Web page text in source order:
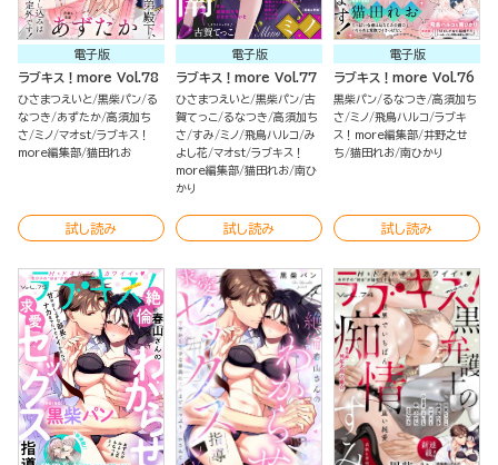
電子版
ラブキス！more Vol.78
ひさまつえいと 黒柴パン る
なつき
あずたか 高須加ち
さ ミノ マオst ラブキス！
more編集部 猫田れお
試し読み
電子版
ラブキス！more Vol.77
ひさまつえいと 黒柴パン 古
賀てっこ
るなつき 高須加ち
さ すみ ミノ 飛鳥ハルコ み
よし花 マオst ラブキス！
more編集部 猫田れお 南ひ
かり
試し読み
電子版
ラブキス！more Vol.76
黒柴パン るなつき 高須加ち
さ ミノ 飛鳥ハルコ ラブキ
ス！more編集部 井野之せ
ち 猫田れお 南ひかり
試し読み